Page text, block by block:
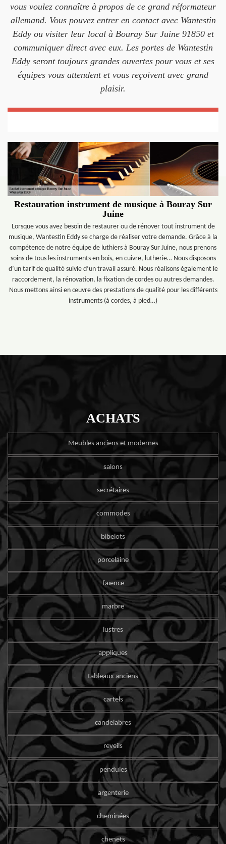
vous voulez connaître à propos de ce grand réformateur
allemand. Vous pouvez entrer en contact avec Wantestin
Eddy ou visiter leur local à Bouray Sur Juine 91850 et
communiquer direct avec eux. Les portes de Wantestin
Eddy seront toujours grandes ouvertes pour vous et ses
équipes vous attendent et vous reçoivent avec grand
plaisir.
Restauration instrument de musique à Bouray Sur
Juine
Lorsque vous avez besoin de restaurer ou de rénover tout instrument de
musique, Wantestin Eddy se charge de réaliser votre demande. Grâce à la
compétence de notre équipe de luthiers à Bouray Sur Juine, nous prenons
soins de tous les instruments en bois, en cuivre, lutherie… Nous disposons
d’un tarif de qualité suivie d’un travail assuré. Nous réalisons également le
raccordement, la rénovation, la fixation de cordes ou autres demandes.
Nous mettons ainsi en œuvre des prestations de qualité pour les différents
instruments (à cordes, à pied…)
ACHATS
Meubles anciens et modernes
salons
secrétaires
commodes
bibelots
porcelaine
faïence
marbre
lustres
appliques
tableaux anciens
cartels
candelabres
reveils
pendules
argenterie
cheminées
chenets